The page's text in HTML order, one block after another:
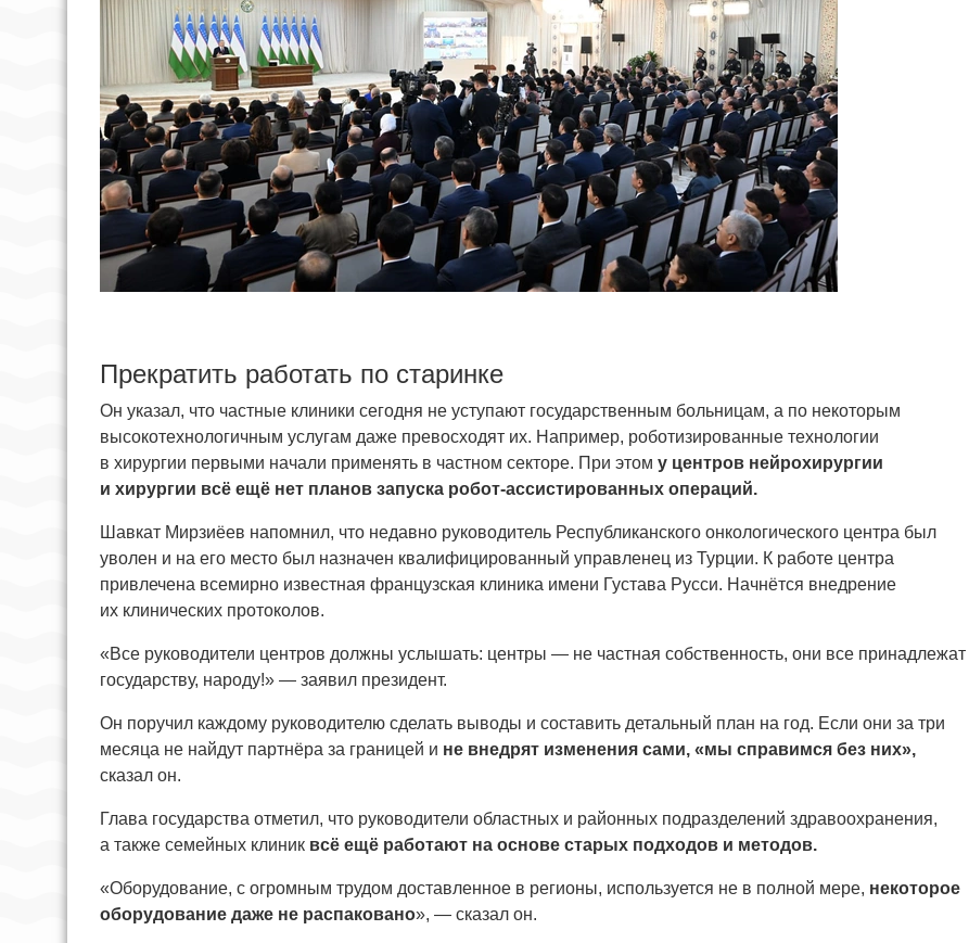
Прекратить работать по старинке
Он указал, что частные клиники сегодня не уступают государственным больницам, а по некоторым
высокотехнологичным услугам даже превосходят их. Например, роботизированные технологии
в хирургии первыми начали применять в частном секторе. При этом у центров нейрохирургии
и хирургии всё ещё нет планов запуска робот-ассистированных операций.
Шавкат Мирзиёев напомнил, что недавно руководитель Республиканского онкологического центра был
уволен и на его место был назначен квалифицированный управленец из Турции. К работе центра
привлечена всемирно известная французская клиника имени Густава Русси. Начнётся внедрение
их клинических протоколов.
«Все руководители центров должны услышать: центры — не частная собственность, они все принадлежат
государству, народу!» — заявил президент.
Он поручил каждому руководителю сделать выводы и составить детальный план на год. Если они за три
месяца не найдут партнёра за границей и не внедрят изменения сами, «мы справимся без них»,
сказал он.
Глава государства отметил, что руководители областных и районных подразделений здравоохранения,
а также семейных клиник всё ещё работают на основе старых подходов и методов.
«Оборудование, с огромным трудом доставленное в регионы, используется не в полной мере, некоторое
оборудование даже не распаковано», — сказал он.